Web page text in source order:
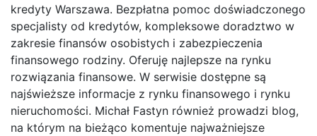
kredyty Warszawa. Bezpłatna pomoc doświadczonego
specjalisty od kredytów, kompleksowe doradztwo w
zakresie finansów osobistych i zabezpieczenia
finansowego rodziny. Oferuję najlepsze na rynku
rozwiązania finansowe. W serwisie dostępne są
najświeższe informacje z rynku finansowego i rynku
nieruchomości. Michał Fastyn również prowadzi blog,
na którym na bieżąco komentuje najważniejsze